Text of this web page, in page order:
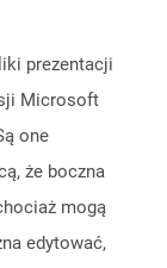
prezentacji
Microsoft
one
że boczna
mogą
edytować,